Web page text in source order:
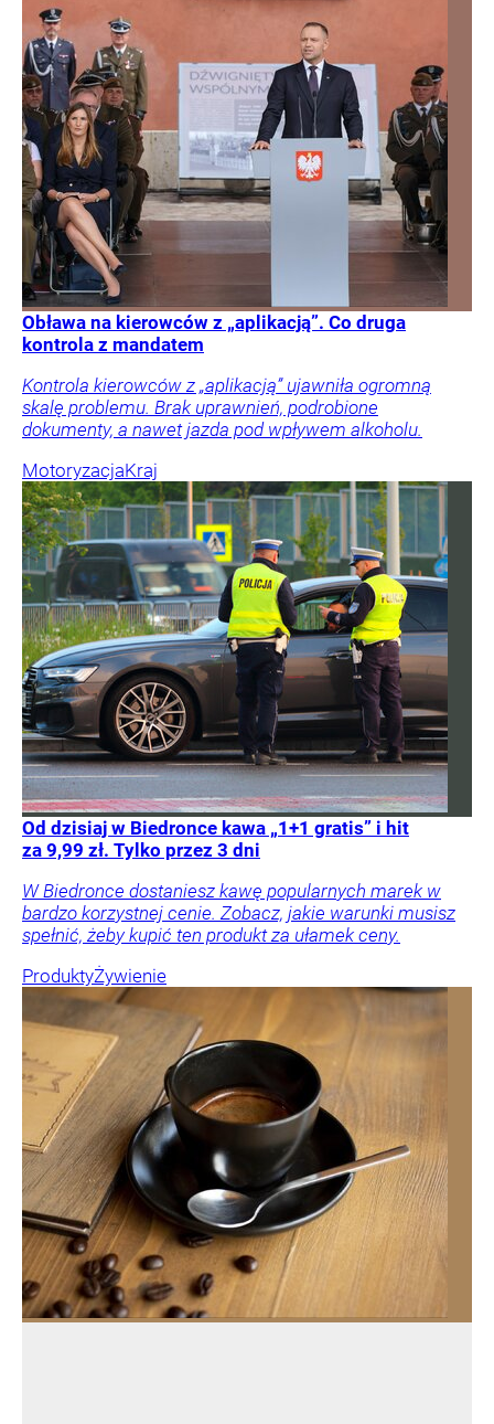
Obława na kierowców z „aplikacją”. Co druga
kontrola z mandatem
Kontrola kierowców z „aplikacją” ujawniła ogromną
skalę problemu. Brak uprawnień, podrobione
dokumenty, a nawet jazda pod wpływem alkoholu.
MotoryzacjaKraj
Od dzisiaj w Biedronce kawa „1+1 gratis” i hit
za 9,99 zł. Tylko przez 3 dni
W Biedronce dostaniesz kawę popularnych marek w
bardzo korzystnej cenie. Zobacz, jakie warunki musisz
spełnić, żeby kupić ten produkt za ułamek ceny.
ProduktyŻywienie